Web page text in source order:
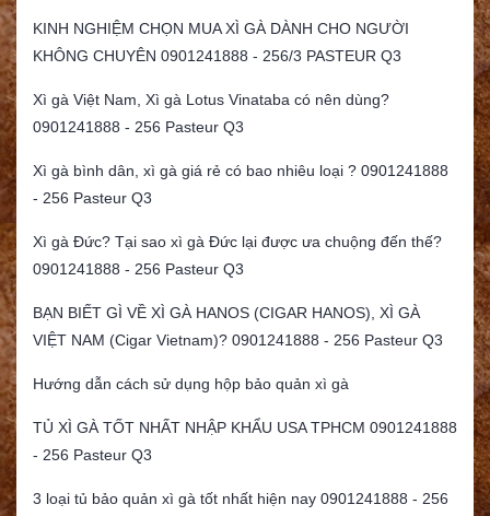
KINH NGHIỆM CHỌN MUA XÌ GÀ DÀNH CHO NGƯỜI
KHÔNG CHUYÊN 0901241888 - 256/3 PASTEUR Q3
Xì gà Việt Nam, Xì gà Lotus Vinataba có nên dùng?
0901241888 - 256 Pasteur Q3
Xì gà bình dân, xì gà giá rẻ có bao nhiêu loại ? 0901241888
- 256 Pasteur Q3
Xì gà Đức? Tại sao xì gà Đức lại được ưa chuộng đến thế?
0901241888 - 256 Pasteur Q3
BẠN BIẾT GÌ VỀ XÌ GÀ HANOS (CIGAR HANOS), XÌ GÀ
VIỆT NAM (Cigar Vietnam)? 0901241888 - 256 Pasteur Q3
Hướng dẫn cách sử dụng hộp bảo quản xì gà
TỦ XÌ GÀ TỐT NHẤT NHẬP KHẨU USA TPHCM 0901241888
- 256 Pasteur Q3
3 loại tủ bảo quản xì gà tốt nhất hiện nay 0901241888 - 256